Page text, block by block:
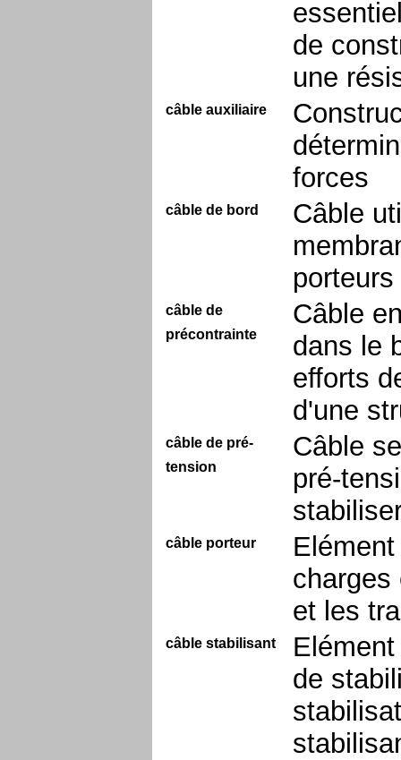
de
une
câble auxiliaire
forces
câble de bord
Câble
câble de
précontrainte
Câble
dans le
efforts
d'une
câble de pré-
tension
Câble
pré-
câble porteur
charges
et les
câble stabilisant
de